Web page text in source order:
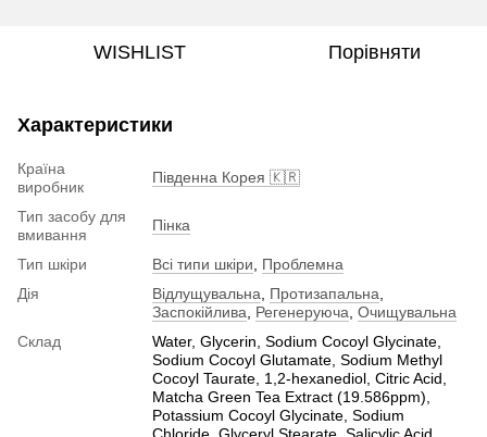
WISHLIST Порівняти
Характеристики
Країна
виробник
Південна Корея 🇰🇷
Тип засобу для
вмивання
Пінка
Тип шкіри Всі типи шкіри
Проблемна
Дія
Відлущувальна Протизапальна
Заспокійлива
Регенеруюча Очищувальна
Склад
Water, Glycerin, Sodium Cocoyl Glycinate,
Sodium Cocoyl Glutamate, Sodium Methyl
Cocoyl Taurate, 1,2-hexanediol, Citric Acid,
Matcha Green Tea Extract (19.586ppm),
Potassium Cocoyl Glycinate, Sodium
Chloride, Glyceryl Stearate, Salicylic Acid,